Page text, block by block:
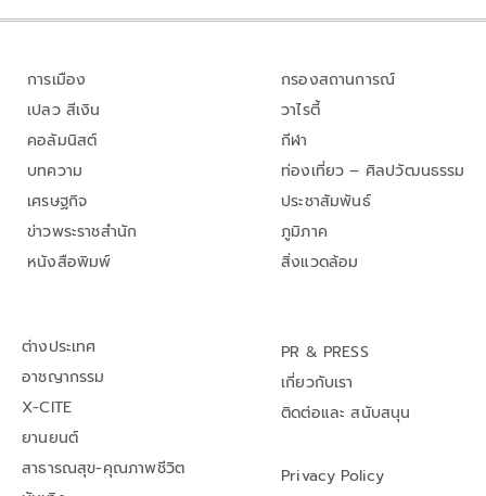
การเมือง
เปลว สีเงิน
คอลัมนิสต์
บทความ
เศรษฐกิจ
ข่าวพระราชสำนัก
หนังสือพิมพ์
กรองสถานการณ์
วาไรตี้
กีฬา
ท่องเที่ยว – ศิลปวัฒนธรรม
ประชาสัมพันธ์
ภูมิภาค
สิ่งแวดล้อม
ต่างประเทศ
อาชญากรรม
X-CITE
ยานยนต์
สาธารณสุข-คุณภาพชีวิต
PR & PRESS
เกี่ยวกับเรา
ติดต่อและ สนับสนุน
Privacy Policy